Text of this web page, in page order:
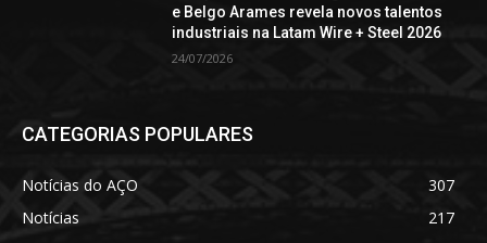
e Belgo Arames revela novos talentos
industriais na Latam Wire + Steel 2026
24/07/2026
CATEGORIAS POPULARES
Notícias do AÇO
307
Notícias
217